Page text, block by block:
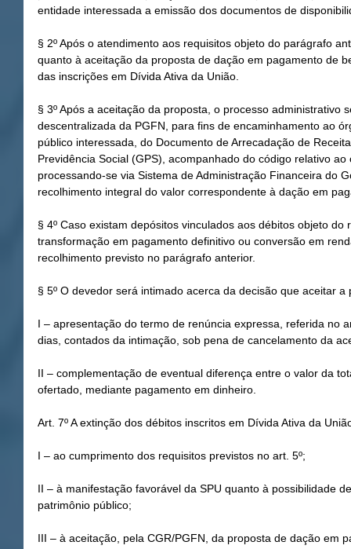
entidade interessada a emissão dos documentos de
§ 2º Após o atendimento aos requisitos objeto do parágrafo
quanto à aceitação da proposta de dação em pagamento de
das inscrições em Dívida Ativa da União.
§ 3º Após a aceitação da proposta, o processo administrativo
descentralizada da PGFN, para fins de encaminhamento ao
público interessada, do Documento de Arrecadação de
Previdência Social (GPS), acompanhado do código relativo
processando-se via Sistema de Administração Financeira do
recolhimento integral do valor correspondente à dação em
§ 4º Caso existam depósitos vinculados aos débitos objeto
transformação em pagamento definitivo ou conversão em
recolhimento previsto no parágrafo anterior.
§ 5º O devedor será intimado acerca da decisão que aceitar a
I – apresentação do termo de renúncia expressa, referida no
dias, contados da intimação, sob pena de cancelamento da
II – complementação de eventual diferença entre o valor da
ofertado, mediante pagamento em dinheiro.
Art. 7º A extinção dos débitos inscritos em Dívida Ativa da
I – ao cumprimento dos requisitos previstos no art. 5º;
II – à manifestação favorável da SPU quanto à possibilidade
patrimônio público;
III – à aceitação, pela CGR/PGFN, da proposta de dação em